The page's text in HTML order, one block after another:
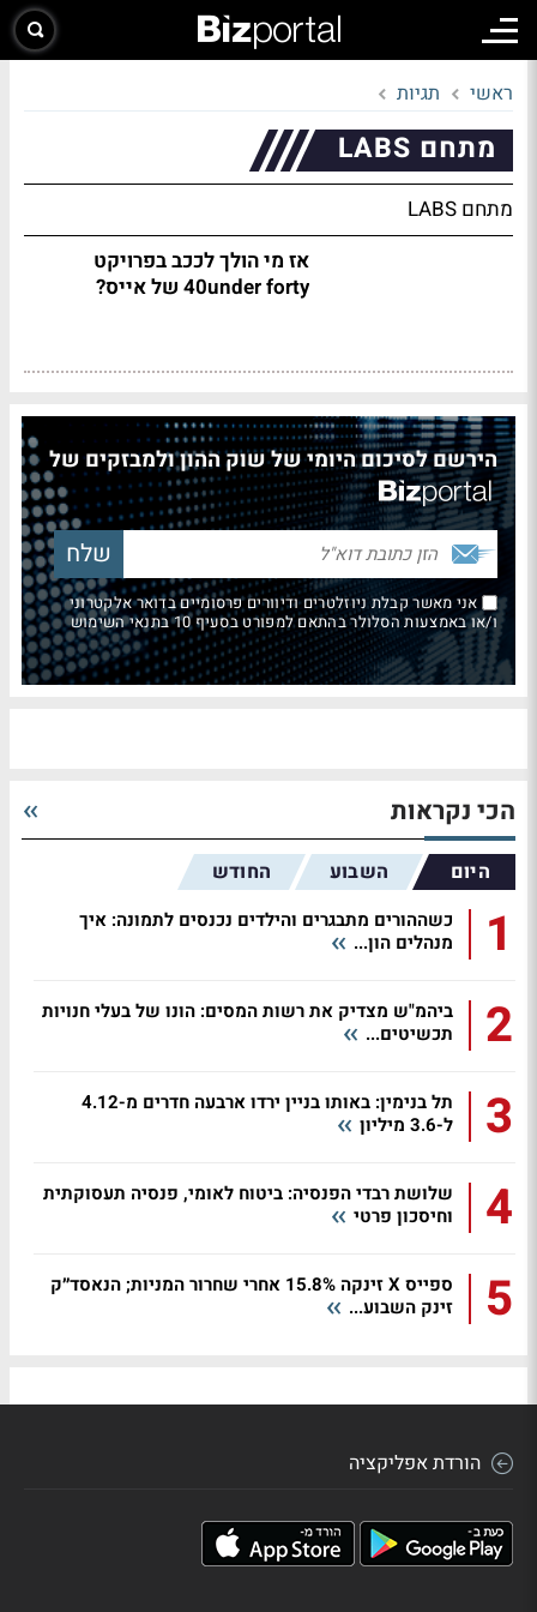
ראשי תגיות
מתחם LABS
מתחם LABS
אז מי הולך לככב בפרויקט
40under forty של אייס?
הירשם לסיכום היומי של שוק ההון ולמבזקים של
אני מאשר קבלת ניוזלטרים ודיוורים פרסומיים בדואר אלקטרוני
ו/או באמצעות הסלולר בהתאם למפורט בסעיף 10 בתנאי השימוש
הכי נקראות
היום השבוע החודש
1
כשההורים מתבגרים והילדים נכנסים לתמונה: איך
מנהלים הון...
2
ביהמ"ש מצדיק את רשות המסים: הונו של בעלי חנויות
תכשיטים...
3
תל בנימין: באותו בניין ירדו ארבעה חדרים מ-4.12
ל-3.6 מיליון
4
שלושת רבדי הפנסיה: ביטוח לאומי, פנסיה תעסוקתית
וחיסכון פרטי
5
ספייס X זינקה 15.8% אחרי שחרור המניות; הנאסד״ק
זינק השבוע...
הורדת אפליקציה